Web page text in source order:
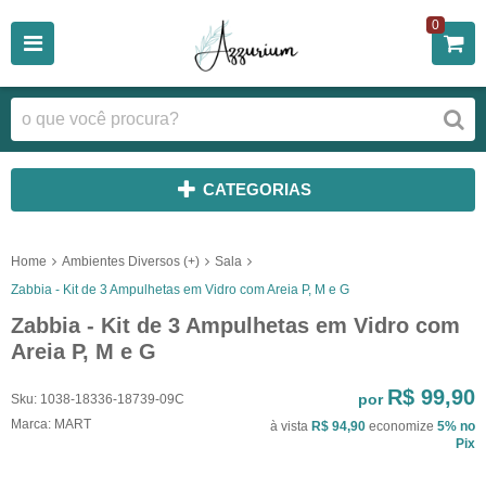
0
CATEGORIAS
Home Ambientes Diversos (+)
Sala
Zabbia - Kit de 3 Ampulhetas em Vidro com Areia P, M e G
Zabbia - Kit de 3 Ampulhetas em Vidro com
Areia P, M e G
Sku: 1038-18336-18739-09C
Marca: MART
por R$ 99,90
à vista R$ 94,90 economize 5% no
Pix